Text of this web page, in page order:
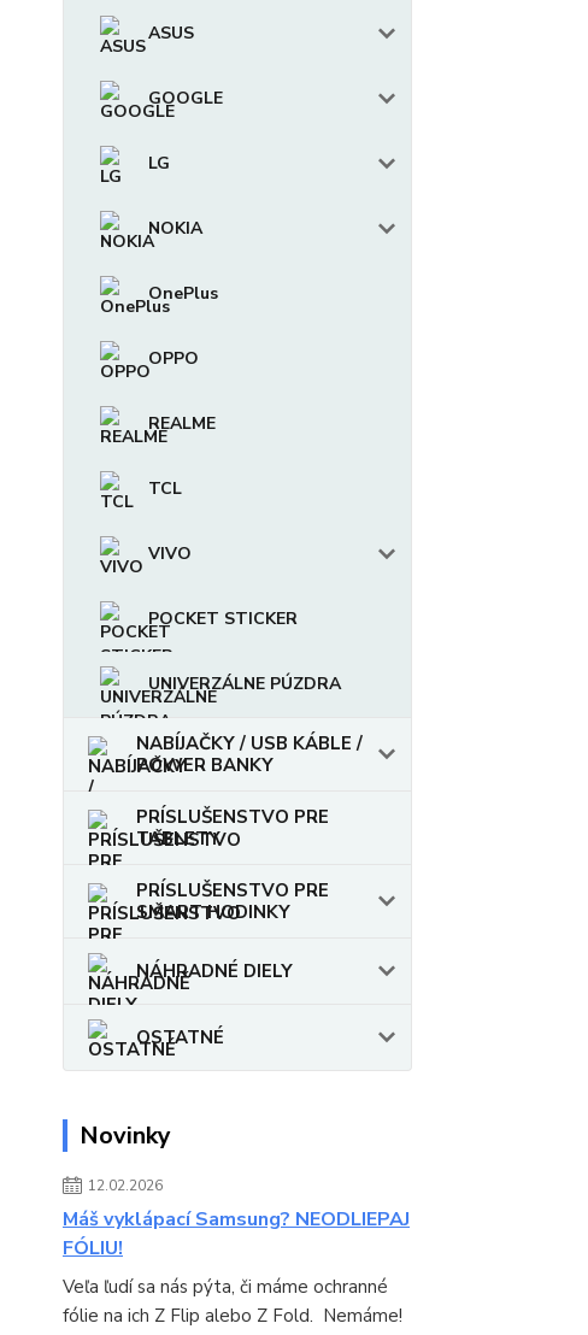
ASUS
GOOGLE
LG
NOKIA
OnePlus
OPPO
REALME
TCL
VIVO
POCKET STICKER
UNIVERZÁLNE PÚZDRA
NABÍJAČKY / USB KÁBLE /
POWER BANKY
PRÍSLUŠENSTVO PRE
TABLETY
PRÍSLUŠENSTVO PRE
SMART HODINKY
NÁHRADNÉ DIELY
OSTATNÉ
Novinky
12.02.2026
Máš vyklápací Samsung? NEODLIEPAJ
FÓLIU!
Veľa ľudí sa nás pýta, či máme ochranné
fólie na ich Z Flip alebo Z Fold. Nemáme!